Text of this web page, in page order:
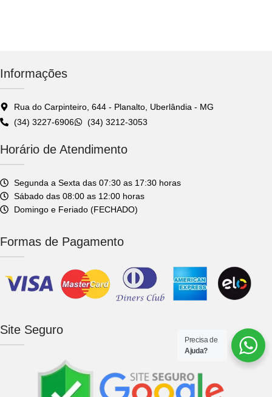
Informações
Rua do Carpinteiro, 644 - Planalto, Uberlândia - MG
(34) 3227-6906
(34) 3212-3053
Horário de Atendimento
Segunda a Sexta das 07:30 as 17:30 horas
Sábado das 08:00 as 12:00 horas
Domingo e Feriado (FECHADO)
Formas de Pagamento
Site Seguro
Precisa de
Ajuda?